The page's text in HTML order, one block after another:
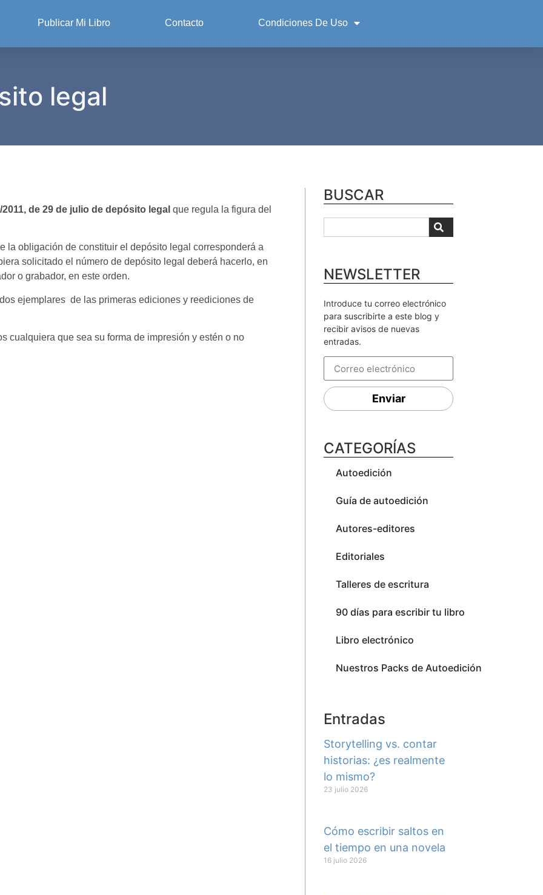
Publicar Mi Libro Contacto Condiciones De Uso
legal
de 29 de julio de depósito legal que regula la figura del
obligación de constituir el depósito legal corresponderá a
solicitado el número de depósito legal deberá hacerlo, en
o grabador, en este orden.
ejemplares de las primeras ediciones y reediciones de
cualquiera que sea su forma de impresión y estén o no
BUSCAR
NEWSLETTER
Introduce tu correo electrónico
para suscribirte a este blog y
recibir avisos de nuevas
entradas.
Enviar
CATEGORÍAS
Autoedición
Guía de autoedición
Autores-editores
Editoriales
Talleres de escritura
90 días para escribir tu libro
Libro electrónico
Nuestros Packs de Autoedición
Entradas
Storytelling vs. contar
historias: ¿es realmente
lo mismo?
23 julio 2026
Cómo escribir saltos en
el tiempo en una novela
16 julio 2026